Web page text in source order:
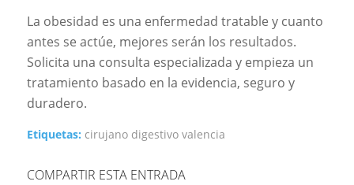
La obesidad es una enfermedad tratable y cuanto
antes se actúe, mejores serán los resultados.
Solicita una consulta especializada y empieza un
tratamiento basado en la evidencia, seguro y
duradero.
Etiquetas: cirujano digestivo valencia
COMPARTIR ESTA ENTRADA